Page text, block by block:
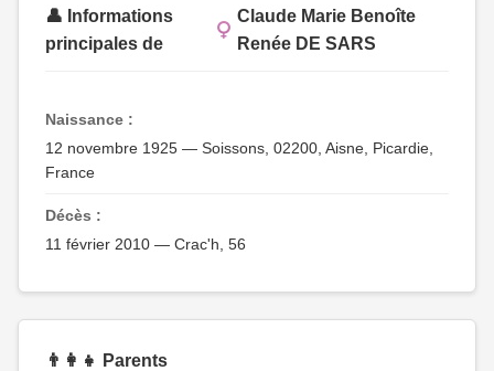
👤 Informations
principales de
Claude Marie Benoîte
Renée DE SARS
Naissance :
12 novembre 1925 — Soissons, 02200, Aisne, Picardie,
France
Décès :
11 février 2010 — Crac'h, 56
👨‍👩‍👧 Parents